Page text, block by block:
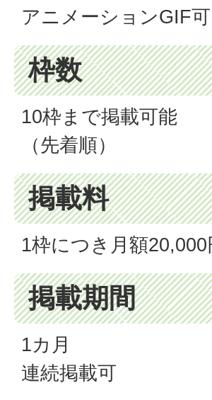
アニメーションGIF可
枠数
10枠まで掲載可能
（先着順）
掲載料
1枠につき月額20,000
掲載期間
1カ月
連続掲載可